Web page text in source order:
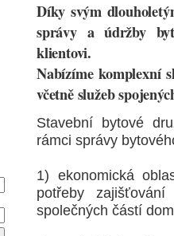
Díky svým
správy a údržby
klientovi.
Nabízíme komplexní
včetně služeb
Stavební bytové
rámci správy
1) ekonomická
potřeby
společných částí